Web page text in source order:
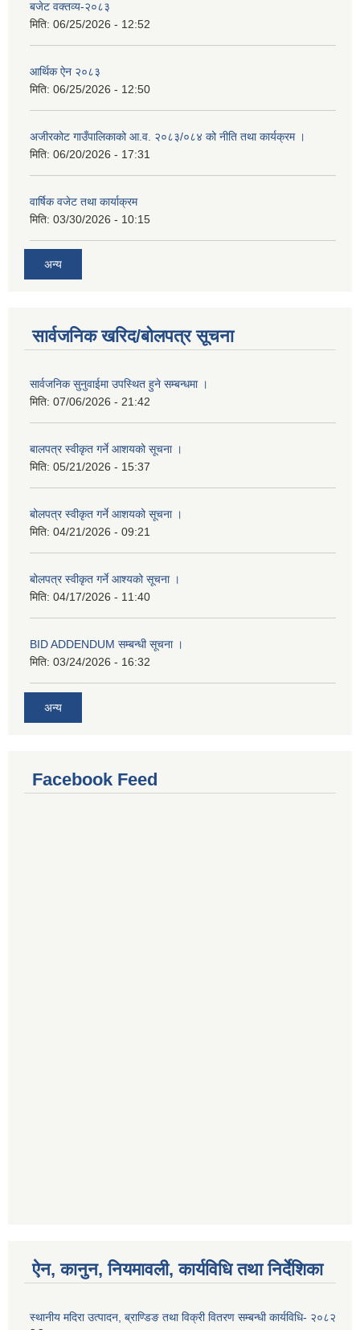
बजेट वक्तव्य-२०८३
मिति: 06/25/2026 - 12:52
आर्थिक ऐन २०८३
मिति: 06/25/2026 - 12:50
अजीरकोट गाउँपालिकाको आ.व. २०८३/०८४ को नीति तथा कार्यक्रम ।
मिति: 06/20/2026 - 17:31
वार्षिक वजेट तथा कार्याक्रम
मिति: 03/30/2026 - 10:15
अन्य
सार्वजनिक खरिद/बोलपत्र सूचना
सार्वजनिक सुनुवाईमा उपस्थित हुने सम्बन्धमा ।
मिति: 07/06/2026 - 21:42
बालपत्र स्वीकृत गर्ने आशयको सूचना ।
मिति: 05/21/2026 - 15:37
बोलपत्र स्वीकृत गर्ने आशयको सूचना ।
मिति: 04/21/2026 - 09:21
बोलपत्र स्वीकृत गर्ने आश्यको सूचना ।
मिति: 04/17/2026 - 11:40
BID ADDENDUM सम्बन्धी सूचना ।
मिति: 03/24/2026 - 16:32
अन्य
Facebook Feed
ऐन, कानुन, नियमावली, कार्यविधि तथा निर्देशिका
स्थानीय मदिरा उत्पादन, ब्राण्डिङ तथा विक्री वितरण सम्बन्धी कार्यविधि- २०८२